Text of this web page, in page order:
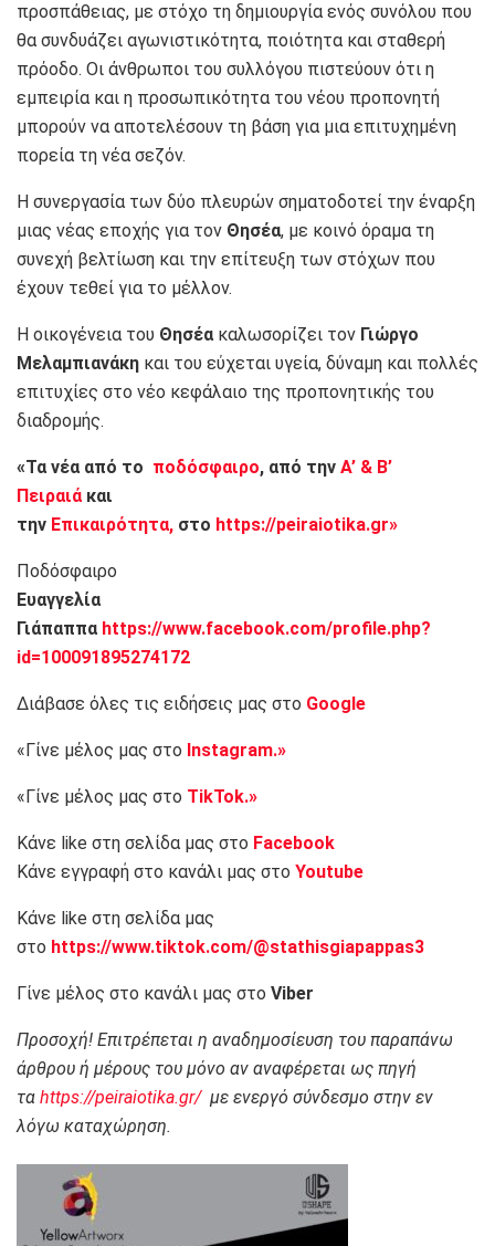
προσπάθειας, με στόχο τη δημιουργία ενός συνόλου που
θα συνδυάζει αγωνιστικότητα, ποιότητα και σταθερή
πρόοδο. Οι άνθρωποι του συλλόγου πιστεύουν ότι η
εμπειρία και η προσωπικότητα του νέου προπονητή
μπορούν να αποτελέσουν τη βάση για μια επιτυχημένη
πορεία τη νέα σεζόν.
Η συνεργασία των δύο πλευρών σηματοδοτεί την έναρξη
μιας νέας εποχής για τον Θησέα, με κοινό όραμα τη
συνεχή βελτίωση και την επίτευξη των στόχων που
έχουν τεθεί για το μέλλον.
Η οικογένεια του Θησέα καλωσορίζει τον Γιώργο
Μελαμπιανάκη και του εύχεται υγεία, δύναμη και πολλές
επιτυχίες στο νέο κεφάλαιο της προπονητικής του
διαδρομής.
«Τα νέα από το ποδόσφαιρο, από την Α’ & Β’
Πειραιάκαι
την Επικαιρότητα, στο https://peiraiotika.gr»
Ποδόσφαιρο
Ευαγγελία
Γιάπαππα https://www.facebook.com/profile.php?
id=100091895274172
Διάβασε όλες τις ειδήσεις μας στο Google
«Γίνε μέλος μας στο Instagram.»
«Γίνε μέλος μας στο TikTok.»
Κάνε like στη σελίδα μας στο Facebook
Κάνε εγγραφή στο κανάλι μας στο Youtube
Κάνε like στη σελίδα μας
στο https://www.tiktok.com/@stathisgiapappas3
Γίνε μέλος στο κανάλι μας στο Viber
Προσοχή! Επιτρέπεται η αναδημοσίευση του παραπάνω
άρθρου ή μέρους του μόνο αν αναφέρεται ως πηγή
τα https://peiraiotika.gr/με ενεργό σύνδεσμο στην εν
λόγω καταχώρηση.